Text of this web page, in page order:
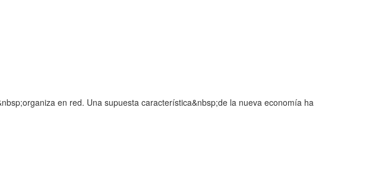
en red. Una supuesta característica&nbsp;de la nueva economía ha